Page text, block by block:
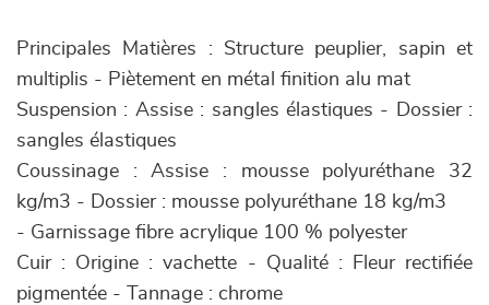
Principales Matières : Structure peuplier, sapin et
multiplis - Piètement en métal finition alu mat
Suspension : Assise : sangles élastiques - Dossier :
sangles élastiques
Coussinage : Assise : mousse polyuréthane 32
kg/m3 - Dossier : mousse polyuréthane 18 kg/m3
- Garnissage fibre acrylique 100 % polyester
Cuir : Origine : vachette - Qualité : Fleur rectifiée
pigmentée - Tannage : chrome